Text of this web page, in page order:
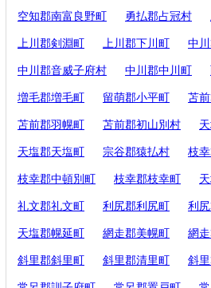
空知郡南富良野町 勇払郡占冠村
上川郡剣淵町 上川郡下川町 中
中川郡音威子府村 中川郡中川町
増毛郡増毛町 留萌郡小平町 苫
苫前郡羽幌町 苫前郡初山別村
天塩郡天塩町 宗谷郡猿払村 枝
枝幸郡中頓別町 枝幸郡枝幸町
礼文郡礼文町 利尻郡利尻町 利
天塩郡幌延町 網走郡美幌町 網
斜里郡斜里町 斜里郡清里町 斜